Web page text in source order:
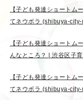
【子ども発達ショートム
てネウボラ (shibuya-
【子ども発達ショートム
んなところ？ | 渋谷区子
【子ども発達ショートム
てネウボラ (shibuya-